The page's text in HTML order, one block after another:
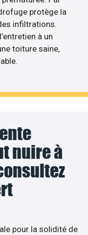
protège la
infiltrations.
à un
toiture saine,
nuire à
pour la solidité de